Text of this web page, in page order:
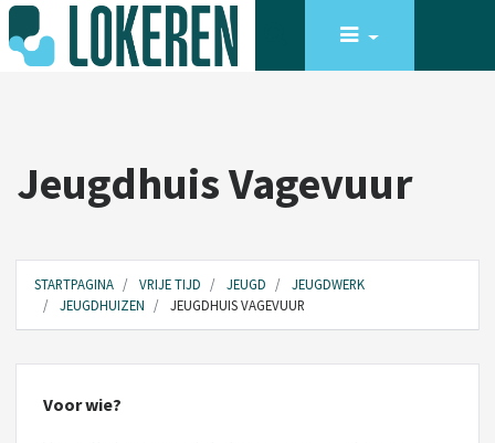
Jeugdhuis Vagevuur
STARTPAGINA VRIJE TIJD JEUGD
JEUGDWERK
JEUGDHUIZEN
JEUGDHUIS VAGEVUUR
Voor wie?